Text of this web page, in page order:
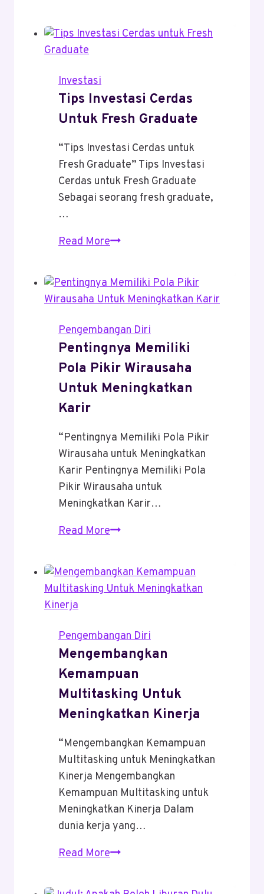
Tanpa
Bisa
Investasi
Tips Investasi Cerdas
Untuk Fresh Graduate
“Tips Investasi Cerdas untuk
Fresh Graduate” Tips Investasi
Cerdas untuk Fresh Graduate
Sebagai seorang fresh graduate,
…
Read MoreTips
Cerdas
Untuk
Fresh
Graduate
Pengembangan Diri
Pentingnya Memiliki
Pola Pikir Wirausaha
Untuk Meningkatkan
Karir
“Pentingnya Memiliki Pola Pikir
Wirausaha untuk Meningkatkan
Karir Pentingnya Memiliki Pola
Pikir Wirausaha untuk
Meningkatkan Karir…
Read MorePentingnya
Pola
Pikir
Wirausaha
Meningkatkan
Karir
Pengembangan Diri
Mengembangkan
Kemampuan
Multitasking Untuk
Meningkatkan Kinerja
“Mengembangkan Kemampuan
Multitasking untuk Meningkatkan
Kinerja Mengembangkan
Kemampuan Multitasking untuk
Meningkatkan Kinerja Dalam
dunia kerja yang…
Read MoreMengembangkan
Multitasking